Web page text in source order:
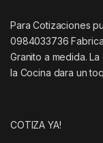
Para Cotizaciones
0984033736
Granito a medida.
la Cocina dara un
COTIZA YA!